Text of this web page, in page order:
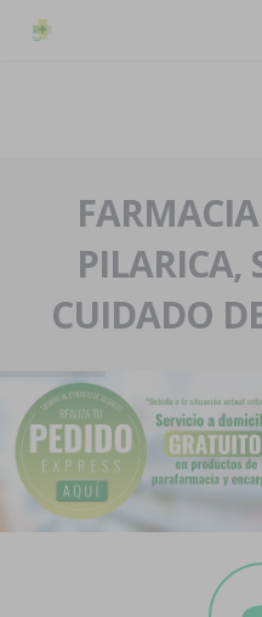
La farmacia
Nuestra historia
Nuestro equipo
Eventos
Servicios y reservas
Pedidos express
Blog
Contacto
Boletín
PILARICA,
CUIDADO